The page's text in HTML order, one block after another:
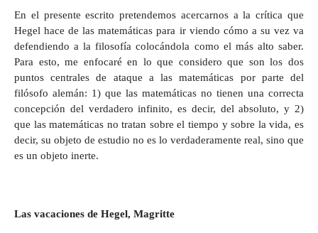
En el presente escrito pretendemos acercarnos a la crítica que
Hegel hace de las matemáticas para ir viendo cómo a su vez va
defendiendo a la filosofía colocándola como el más alto saber.
Para esto, me enfocaré en lo que considero que son los dos
puntos centrales de ataque a las matemáticas por parte del
filósofo alemán: 1) que las matemáticas no tienen una correcta
concepción del verdadero infinito, es decir, del absoluto, y 2)
que las matemáticas no tratan sobre el tiempo y sobre la vida, es
decir, su objeto de estudio no es lo verdaderamente real, sino que
es un objeto inerte.
Las vacaciones de Hegel, Magritte